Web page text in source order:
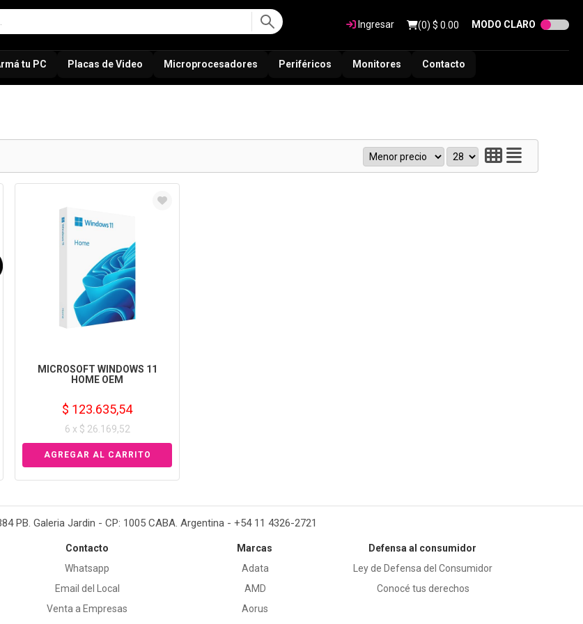
Ingresar (0) $ 0.00 MODO CLARO
tu PC Placas de Video Microprocesadores Periféricos Monitores Contacto
MICROSOFT WINDOWS 11
HOME OEM
$ 123.635,54
6 x $ 26.169,52
PB. Galeria Jardin - CP: 1005 CABA. Argentina - +54 11 4326-2721
Contacto
Whatsapp
Email del Local
Venta a Empresas
Marcas
Adata
AMD
Aorus
Defensa al consumidor
Ley de Defensa del Consumidor
Conocé tus derechos